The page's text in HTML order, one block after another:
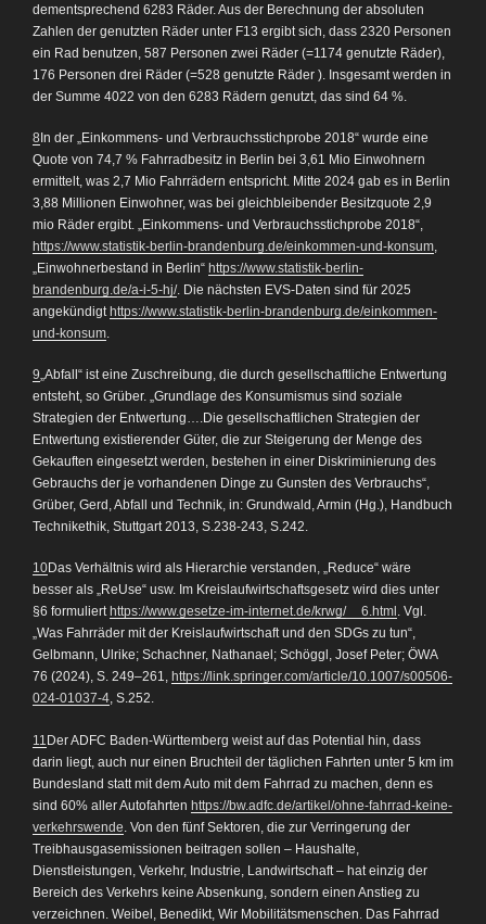
dementsprechend 6283 Räder. Aus der Berechnung der absoluten
Zahlen der genutzten Räder unter F13 ergibt sich, dass 2320 Personen
ein Rad benutzen, 587 Personen zwei Räder (=1174 genutzte Räder),
176 Personen drei Räder (=528 genutzte Räder ). Insgesamt werden in
der Summe 4022 von den 6283 Rädern genutzt, das sind 64 %.
8In der „Einkommens- und Verbrauchsstichprobe 2018“ wurde eine
Quote von 74,7 % Fahrradbesitz in Berlin bei 3,61 Mio Einwohnern
ermittelt, was 2,7 Mio Fahrrädern entspricht. Mitte 2024 gab es in Berlin
3,88 Millionen Einwohner, was bei gleichbleibender Besitzquote 2,9
mio Räder ergibt. „Einkommens- und Verbrauchsstichprobe 2018“,
https://www.statistik-berlin-brandenburg.de/einkommen-und-konsum,
„Einwohnerbestand in Berlin“ https://www.statistik-berlin-
brandenburg.de/a-i-5-hj/. Die nächsten EVS-Daten sind für 2025
angekündigthttps://www.statistik-berlin-brandenburg.de/einkommen-
und-konsum.
9„Abfall“ ist eine Zuschreibung, die durch gesellschaftliche Entwertung
entsteht, so Grüber. „Grundlage des Konsumismus sind soziale
Strategien der Entwertung….Die gesellschaftlichen Strategien der
Entwertung existierender Güter, die zur Steigerung der Menge des
Gekauften eingesetzt werden, bestehen in einer Diskriminierung des
Gebrauchs der je vorhandenen Dinge zu Gunsten des Verbrauchs“,
Grüber, Gerd, Abfall und Technik, in: Grundwald, Armin (Hg.), Handbuch
Technikethik, Stuttgart 2013, S.238-243, S.242.
10Das Verhältnis wird als Hierarchie verstanden, „Reduce“ wäre
besser als „ReUse“ usw. Im Kreislaufwirtschaftsgesetz wird dies unter
§6 formuliert https://www.gesetze-im-internet.de/krwg/__6.html . Vgl.
„Was Fahrräder mit der Kreislaufwirtschaft und den SDGs zu tun“,
Gelbmann, Ulrike; Schachner, Nathanael; Schöggl, Josef Peter; ÖWA
76 (2024), S. 249–261, https://link.springer.com/article/10.1007/s00506-
024-01037-4, S.252.
11 Der ADFC Baden-Württemberg weist auf das Potential hin, dass
darin liegt, auch nur einen Bruchteil der täglichen Fahrten unter 5 km im
Bundesland statt mit dem Auto mit dem Fahrrad zu machen, denn es
sind 60% aller Autofahrten https://bw.adfc.de/artikel/ohne-fahrrad-keine-
verkehrswende . Von den fünf Sektoren, die zur Verringerung der
Treibhausgasemissionen beitragen sollen – Haushalte,
Dienstleistungen, Verkehr, Industrie, Landwirtschaft – hat einzig der
Bereich des Verkehrs keine Absenkung, sondern einen Anstieg zu
verzeichnen. Weibel, Benedikt, Wir Mobilitätsmenschen. Das Fahrrad